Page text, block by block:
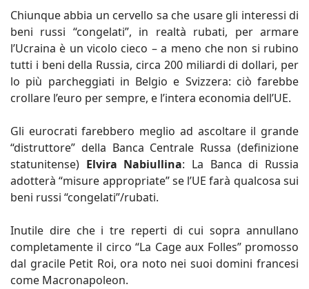
Chiunque abbia un cervello sa che usare gli interessi di
beni russi “congelati”, in realtà rubati, per armare
l’Ucraina è un vicolo cieco – a meno che non si rubino
tutti i beni della Russia, circa 200 miliardi di dollari, per
lo più parcheggiati in Belgio e Svizzera: ciò farebbe
crollare l’euro per sempre, e l’intera economia dell’UE.
Gli eurocrati farebbero meglio ad ascoltare il grande
“distruttore” della Banca Centrale Russa (definizione
statunitense) Elvira Nabiullina: La Banca di Russia
adotterà “misure appropriate” se l’UE farà qualcosa sui
beni russi “congelati”/rubati.
Inutile dire che i tre reperti di cui sopra annullano
completamente il circo “La Cage aux Folles” promosso
dal gracile Petit Roi, ora noto nei suoi domini francesi
come Macronapoleon.